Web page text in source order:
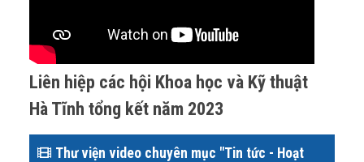
Liên hiệp các hội Khoa học và Kỹ thuật
Hà Tĩnh tổng kết năm 2023
Thư viện video chuyên mục "Tin tức - Hoạt